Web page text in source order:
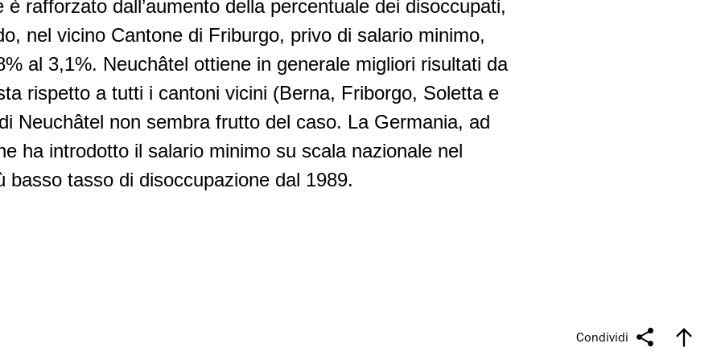
rafforzato dall’aumento della percentuale dei disoccupati,
nel vicino Cantone di Friburgo, privo di salario minimo,
al 3,1%. Neuchâtel ottiene in generale migliori risultati da
rispetto a tutti i cantoni vicini (Berna, Friborgo, Soletta e
Neuchâtel non sembra frutto del caso. La Germania, ad
ha introdotto il salario minimo su scala nazionale nel
basso tasso di disoccupazione dal 1989.
Condividi